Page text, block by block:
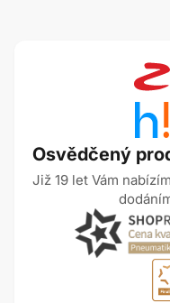
Osvědčený
Již 19 let Vám